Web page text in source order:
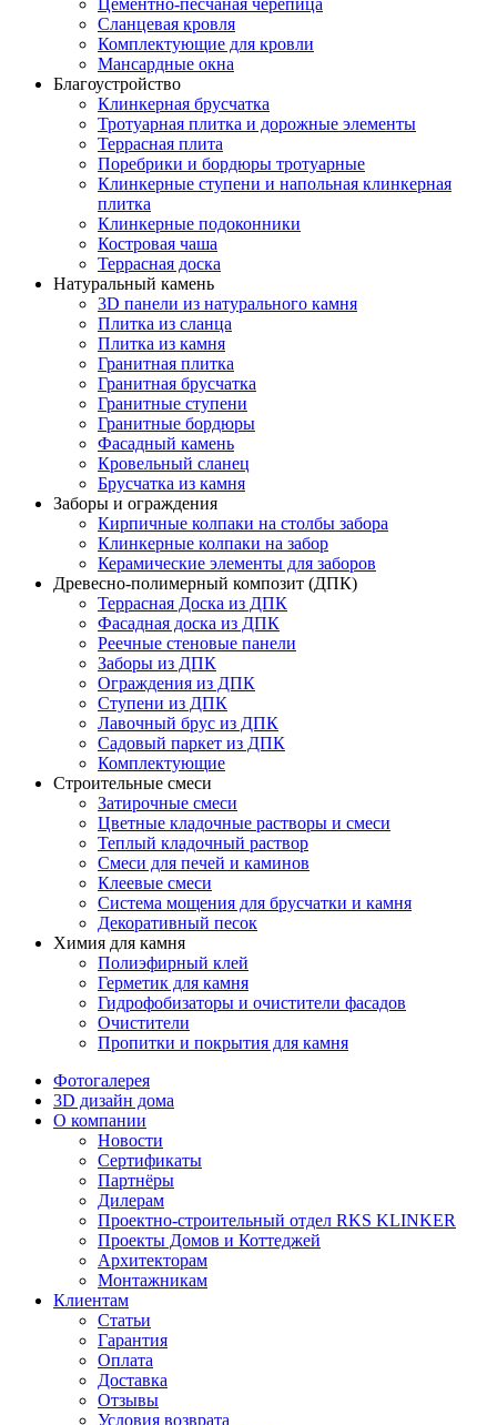
Цементно-песчаная черепица
Сланцевая кровля
Комплектующие для кровли
Мансардные окна
Благоустройство
Клинкерная брусчатка
Тротуарная плитка и дорожные элементы
Террасная плита
Поребрики и бордюры тротуарные
Клинкерные ступени и напольная клинкерная
плитка
Клинкерные подоконники
Костровая чаша
Террасная доска
Натуральный камень
3D панели из натурального камня
Плитка из сланца
Плитка из камня
Гранитная плитка
Гранитная брусчатка
Гранитные ступени
Гранитные бордюры
Фасадный камень
Кровельный сланец
Брусчатка из камня
Заборы и ограждения
Кирпичные колпаки на столбы забора
Клинкерные колпаки на забор
Керамические элементы для заборов
Древесно-полимерный композит (ДПК)
Террасная Доска из ДПК
Фасадная доска из ДПК
Реечные стеновые панели
Заборы из ДПК
Ограждения из ДПК
Ступени из ДПК
Лавочный брус из ДПК
Садовый паркет из ДПК
Комплектующие
Строительные смеси
Затирочные смеси
Цветные кладочные растворы и смеси
Теплый кладочный раствор
Смеси для печей и каминов
Клеевые смеси
Система мощения для брусчатки и камня
Декоративный песок
Химия для камня
Полиэфирный клей
Герметик для камня
Гидрофобизаторы и очистители фасадов
Очистители
Пропитки и покрытия для камня
Фотогалерея
3D дизайн дома
О компании
Новости
Сертификаты
Партнёры
Дилерам
Проектно-строительный отдел RKS KLINKER
Проекты Домов и Коттеджей
Архитекторам
Монтажникам
Клиентам
Статьи
Гарантия
Оплата
Доставка
Отзывы
Условия возврата